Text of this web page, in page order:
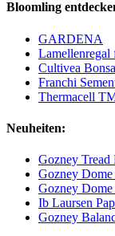
Bloomling
GARDENA
Lamellenregal
Cultivea
Franchi
Thermacell
Neuheiten:
Gozney Tread
Gozney
Gozney
Ib Laursen
Gozney